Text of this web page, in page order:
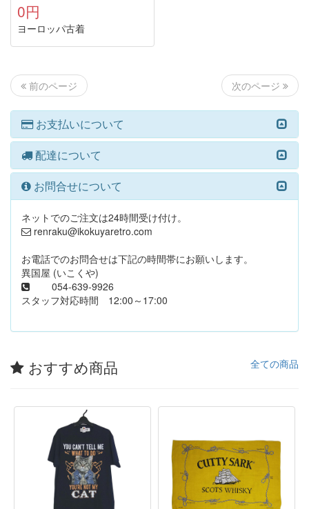
0円
ヨーロッパ古着
前のページ 次のページ
お支払いについて
配達について
お問合せについて
ネットでのご注文は24時間受け付け。
renraku@ikokuyaretro.com
お電話でのお問合せは下記の時間帯にお願いします。
異国屋 (いこくや)
054-639-9926
スタッフ対応時間 12:00～17:00
おすすめ商品 全ての商品